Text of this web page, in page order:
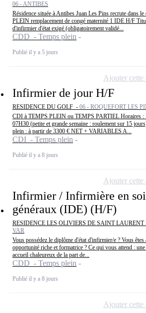
06 - ANTIBES
Résidence située à Antibes Juan Les Pins recrute dans
PLEIN remplacement de congé maternité 1 IDE H/F
d'infirmier d'état exigé (obligatoirement validé...
CDD - Temps plein
Publié il y a 5 jours
Infirmier de jour H/F
RESIDENCE DU GOLF - 06 - ROQUEFORT LES
CDI à TEMPS PLEIN ou TEMPS PARTIEL Horaires :
07H30 (petite et grande semaine : roulement sur 15
plein : à partir de 3300 € NET + VARIABLES A...
CDI - Temps plein
Publié il y a 8 jours
Ajouter cette
Infirmier / Infirmière en
généraux (IDE) (H/F)
RESIDENCE LES OLIVIERS DE SAINT
VAR
Vous possédez le diplôme d'état d'infirmier/e ? Vous êtes
opportunité riche et formatrice ? Ce qui vous attend :
accueil chaleureux de la part de...
CDD - Temps plein
Publié il y a 8 jours
Ajouter cette
Ajouter cette